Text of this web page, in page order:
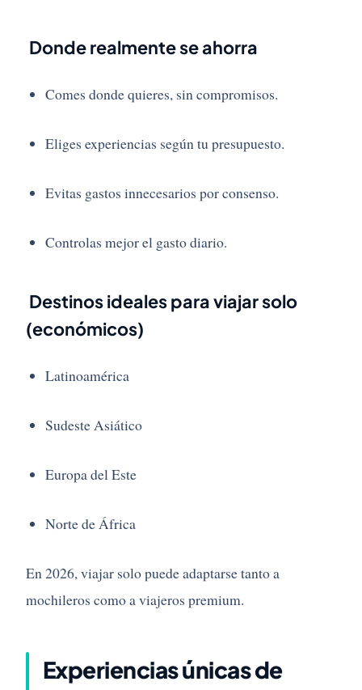
Donde realmente se ahorra
Comes donde quieres, sin compromisos.
Eliges experiencias según tu presupuesto.
Evitas gastos innecesarios por consenso.
Controlas mejor el gasto diario.
Destinos ideales para viajar solo
(económicos)
Latinoamérica
Sudeste Asiático
Europa del Este
Norte de África
En 2026, viajar solo puede adaptarse tanto a
mochileros como a viajeros premium.
Experiencias únicas de